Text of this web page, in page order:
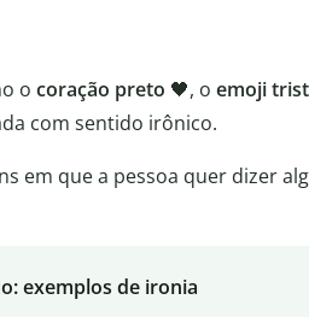
o coração preto 🖤, o emoji
com sentido irônico.
em que a pessoa quer dizer
exemplos de ironia